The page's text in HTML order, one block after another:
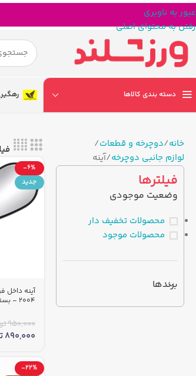
عبور به ناوبری
رفتن به محتوای اصلی
دسته بندی کالاها
خانه دوچرخه و قطعات
لوازم جانبی دوچرخه آینه
فیلترها
وضعیت موجودی
محصولات تخفیف دار
محصولات موجود
برندها
-6%
جدید
2004 – بسته تکی
950,000
890,000
-22%